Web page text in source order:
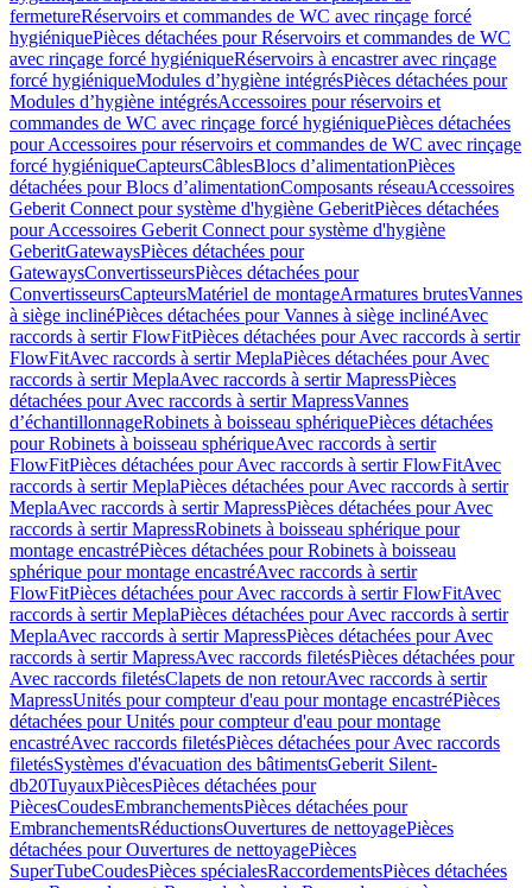
fermetureRéservoirs et commandes de WC avec rinçage forcé
hygiéniquePièces détachées pour Réservoirs et commandes de WC
avec rinçage forcé hygiéniqueRéservoirs à encastrer avec rinçage
forcé hygiéniqueModules d’hygiène intégrésPièces détachées pour
Modules d’hygiène intégrésAccessoires pour réservoirs et
commandes de WC avec rinçage forcé hygiéniquePièces détachées
pour Accessoires pour réservoirs et commandes de WC avec rinçage
forcé hygiéniqueCapteursCâblesBlocs d’alimentationPièces
détachées pour Blocs d’alimentationComposants réseauAccessoires
Geberit Connect pour système d'hygiène GeberitPièces détachées
pour Accessoires Geberit Connect pour système d'hygiène
GeberitGatewaysPièces détachées pour
GatewaysConvertisseursPièces détachées pour
ConvertisseursCapteursMatériel de montageArmatures brutesVannes
à siège inclinéPièces détachées pour Vannes à siège inclinéAvec
raccords à sertir FlowFitPièces détachées pour Avec raccords à sertir
FlowFitAvec raccords à sertir MeplaPièces détachées pour Avec
raccords à sertir MeplaAvec raccords à sertir MapressPièces
détachées pour Avec raccords à sertir MapressVannes
d’échantillonnageRobinets à boisseau sphériquePièces détachées
pour Robinets à boisseau sphériqueAvec raccords à sertir
FlowFitPièces détachées pour Avec raccords à sertir FlowFitAvec
raccords à sertir MeplaPièces détachées pour Avec raccords à sertir
MeplaAvec raccords à sertir MapressPièces détachées pour Avec
raccords à sertir MapressRobinets à boisseau sphérique pour
montage encastréPièces détachées pour Robinets à boisseau
sphérique pour montage encastréAvec raccords à sertir
FlowFitPièces détachées pour Avec raccords à sertir FlowFitAvec
raccords à sertir MeplaPièces détachées pour Avec raccords à sertir
MeplaAvec raccords à sertir MapressPièces détachées pour Avec
raccords à sertir MapressAvec raccords filetésPièces détachées pour
Avec raccords filetésClapets de non retourAvec raccords à sertir
MapressUnités pour compteur d'eau pour montage encastréPièces
détachées pour Unités pour compteur d'eau pour montage
encastréAvec raccords filetésPièces détachées pour Avec raccords
filetésSystèmes d'évacuation des bâtimentsGeberit Silent-
db20TuyauxPiècesPièces détachées pour
PiècesCoudesEmbranchementsPièces détachées pour
EmbranchementsRéductionsOuvertures de nettoyagePièces
détachées pour Ouvertures de nettoyagePièces
SuperTubeCoudesPièces spécialesRaccordementsPièces détachées